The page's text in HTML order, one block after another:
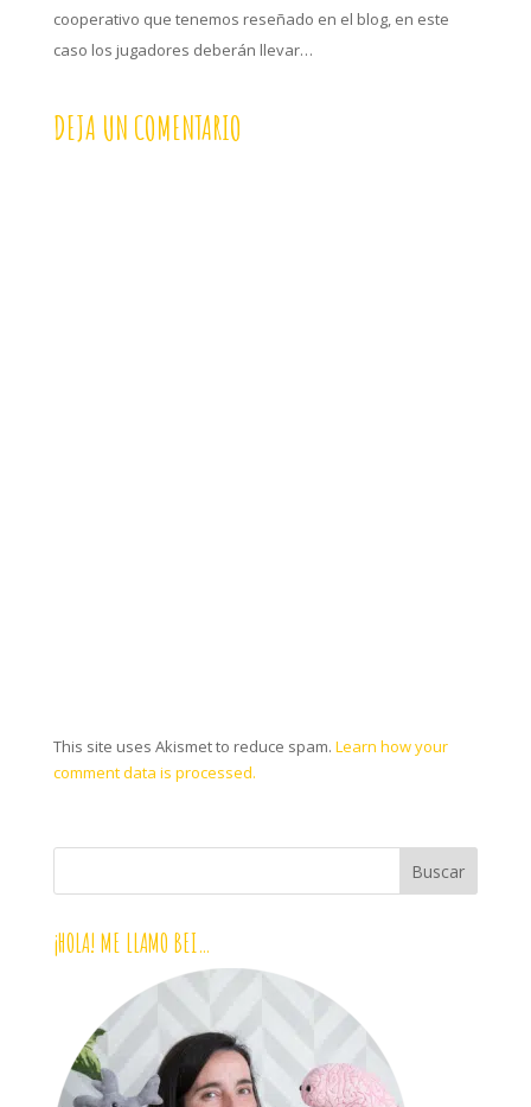
cooperativo que tenemos reseñado en el blog, en este
caso los jugadores deberán llevar…
DEJA UN COMENTARIO
This site uses Akismet to reduce spam. Learn how your
comment data is processed.
¡HOLA! ME LLAMO BEI…